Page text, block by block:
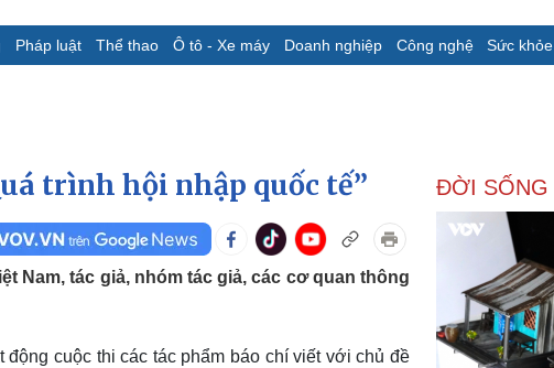
Pháp luật Thể thao Ô tô - Xe máy Doanh nghiệp Công nghệ Sức khỏe
Infographic
thao
Ô tô - Xe máy
Tư vấn
Doanh nghiệp
Thông tin doanh nghiệp
Doanh nghiệp 24h
Doanh nhân
trình hội nhập quốc tế”
Nam, tác giả, nhóm tác giả, các cơ quan thông
cuộc thi các tác phẩm báo chí viết với chủ đề
ĐỜI SỐNG